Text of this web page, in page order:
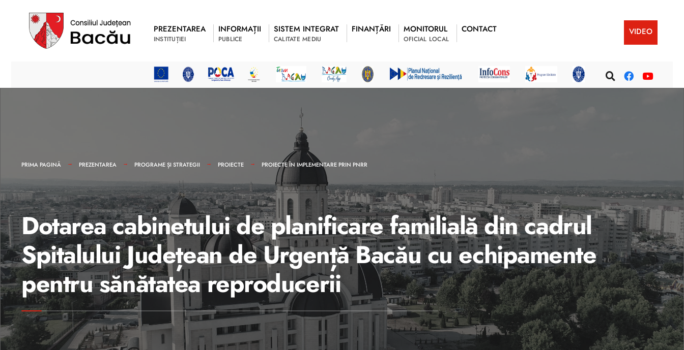
PREZENTAREA
INSTITUȚIEI
INFORMAȚII
PUBLICE
SISTEM INTEGRAT
CALITATE MEDIU
FINANȚĂRI MONITORUL
OFICIAL LOCAL
CONTACT VIDEO
PRIMA PAGINĂ PREZENTAREA PROGRAME ȘI STRATEGII PROIECTE PROIECTE ÎN IMPLEMENTARE PRIN PNRR
Dotarea cabinetului de planificare familială din cadrul
Spitalului Județean de Urgență Bacău cu echipamente
pentru sănătatea reproducerii